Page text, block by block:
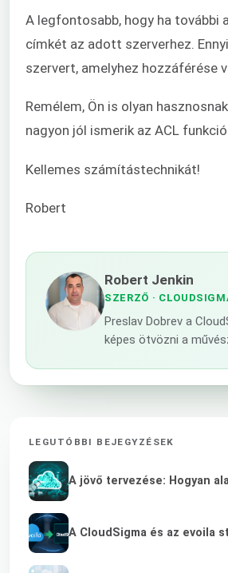
A legfontosabb, hogy ha további
címkét az adott szerverhez.
szervert, amelyhez hozzáférése
Remélem, Ön is olyan
nagyon jól ismerik az ACL
Kellemes számítástechnikát!
Robert
Robert Jenkin
SZERZŐ ·
Preslav Dobrev a
képes ötvözni a
LEGUTÓBBI BEJEGYZÉSEK
A jövő tervezése: Hogyan
A CloudSigma és az evoila